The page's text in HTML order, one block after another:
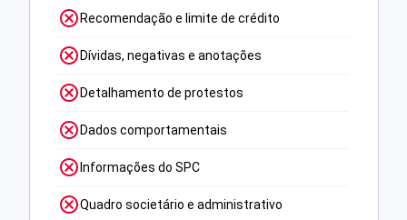
Recomendação e limite de crédito
Dívidas, negativas e anotações
Detalhamento de protestos
Dados comportamentais
Informações do SPC
Quadro societário e administrativo